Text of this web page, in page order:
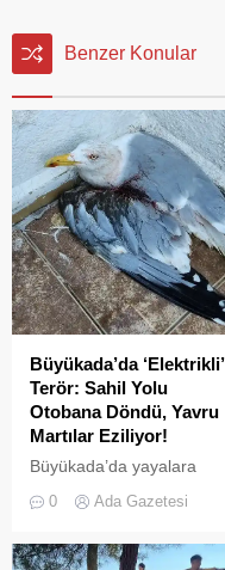
Benzer Konular
Büyükada’da ‘Elektrikli’
Terör: Sahil Yolu
Otobana Döndü, Yavru
Martılar Eziliyor!
Büyükada’da yayalara
tanımaz elektrikli araç
ölüm yoluna dönüştü.
0 Ada Gazetesi